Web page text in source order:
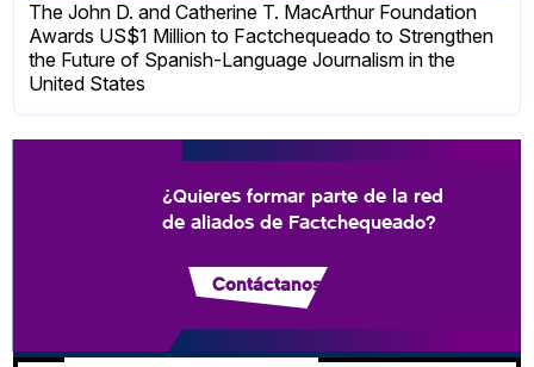
The John D. and Catherine T. MacArthur Foundation
Awards US$1 Million to Factchequeado to Strengthen
the Future of Spanish-Language Journalism in the
United States
¿Quieres formar parte de la red
de aliados de Factchequeado?
Contáctanos